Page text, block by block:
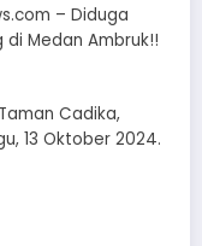
– Diduga
Medan Ambruk!!
Cadika,
13 Oktober 2024.